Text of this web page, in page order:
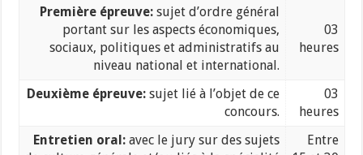
Première épreuve: sujet d’ordre général
portant sur les aspects économiques,
sociaux, politiques et administratifs au
niveau national et international.
03
heures
Deuxième épreuve: sujet lié à l’objet de ce
concours.
03
heures
Entretien oral: avec le jury sur des sujets
Entre